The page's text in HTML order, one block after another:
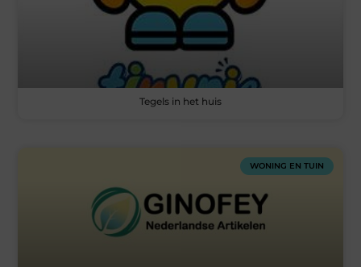
Tegels in het huis
WONING EN TUIN